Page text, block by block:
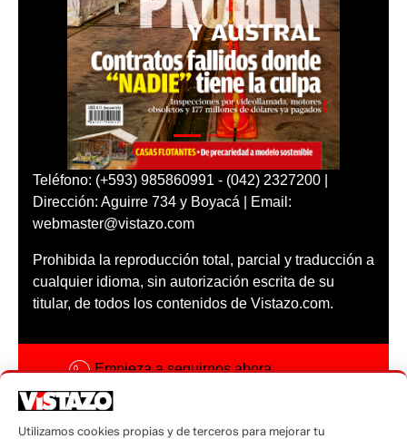
Teléfono: (+593) 985860991 - (042) 2327200 |
Dirección: Aguirre 734 y Boyacá | Email:
webmaster@vistazo.com
Prohibida la reproducción total, parcial y traducción a
cualquier idioma, sin autorización escrita de su
titular, de todos los contenidos de Vistazo.com.
Empieza a seguirnos ahora
Código ética
Utilizamos cookies propias y de terceros para mejorar tu